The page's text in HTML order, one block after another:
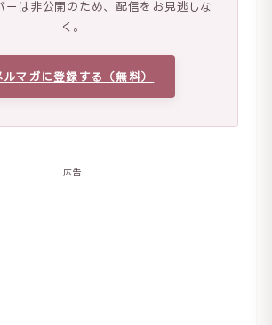
ーは非公開のため、配信をお見逃しな
く。
ルマガに登録する（無料）
広告